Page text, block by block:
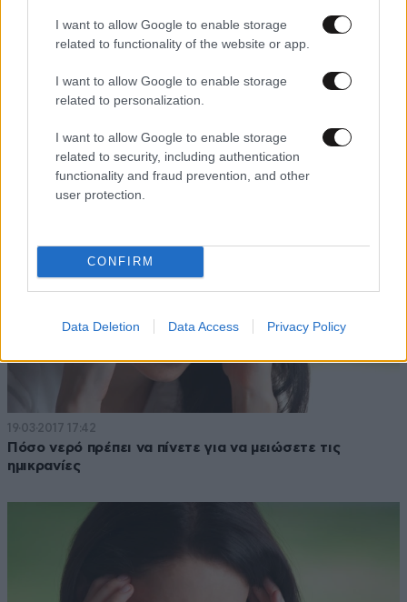
I want to allow Google to enable storage
related to functionality of the website or app.
I want to allow Google to enable storage
related to personalization.
I want to allow Google to enable storage
related to security, including authentication
functionality and fraud prevention, and other
user protection.
CONFIRM
Data Deletion Data Access Privacy Policy
02·02·2018 05:21
19·03·2017 17:42
Πόσο νερό πρέπει να πίνετε για να μειώσετε τις
ημικρανίες